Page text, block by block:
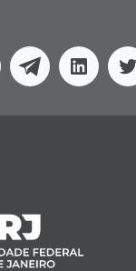
Telegram